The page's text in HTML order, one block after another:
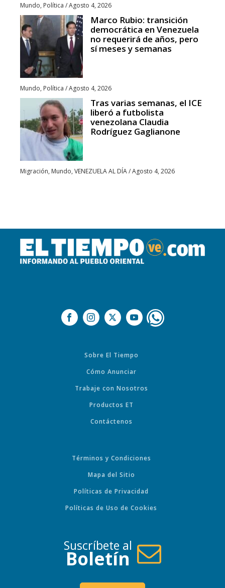
Mundo, Política /Agosto 4, 2026
Marco Rubio: transición
democrática en Venezuela
no requerirá de años, pero
sí meses y semanas
Mundo, Política /Agosto 4, 2026
Tras varias semanas, el ICE
liberó a futbolista
venezolana Claudia
Rodríguez Gaglianone
Migración, Mundo, VENEZUELA AL DÍA/Agosto 4, 2026
Sobre El Tiempo
Cómo Anunciar
Trabaje con Nosotros
Productos ET
Contáctenos
Términos y Condiciones
Mapa del Sitio
Políticas de Privacidad
Políticas de Uso de Cookies
Suscríbete al
Boletín